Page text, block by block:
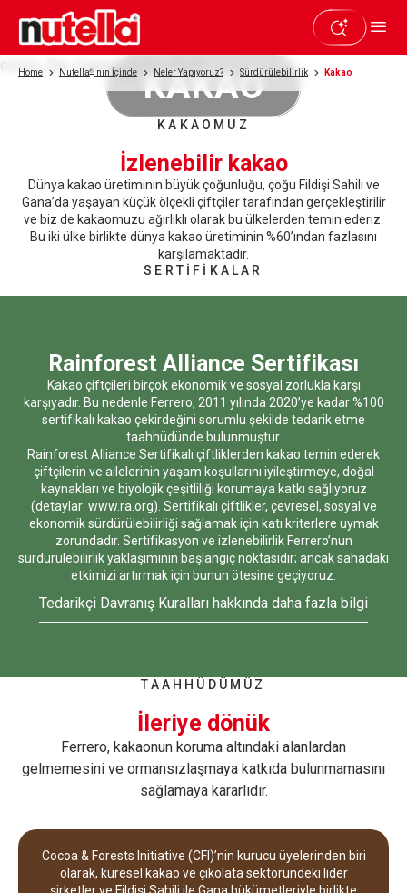
Home Nutella® nın İçinde Neler Yapıyoruz? Sürdürülebilirlik Kakao
KAKAO
cocoa_Our_responsibility_9x16
KAKAOMUZ
İzlenebilir kakao
Dünya kakao üretiminin büyük çoğunluğu, çoğu Fildişi Sahili ve
Gana’da yaşayan küçük ölçekli çiftçiler tarafından gerçekleştirilir
ve biz de kakaomuzu ağırlıklı olarak bu ülkelerden temin ederiz.
Bu iki ülke birlikte dünya kakao üretiminin %60’ından fazlasını
karşılamaktadır.
SERTİFİKALAR
Rainforest Alliance Sertifikası
Kakao çiftçileri birçok ekonomik ve sosyal zorlukla karşı
karşıyadır. Bu nedenle Ferrero, 2011 yılında 2020’ye kadar %100
sertifikalı kakao çekirdeğini sorumlu şekilde tedarik etme
taahhüdünde bulunmuştur.
Rainforest Alliance Sertifikalı çiftliklerden kakao temin ederek
çiftçilerin ve ailelerinin yaşam koşullarını iyileştirmeye, doğal
kaynakları ve biyolojik çeşitliliği korumaya katkı sağlıyoruz
(detaylar: www.ra.org). Sertifikalı çiftlikler, çevresel, sosyal ve
ekonomik sürdürülebilirliği sağlamak için katı kriterlere uymak
zorundadır. Sertifikasyon ve izlenebilirlik Ferrero’nun
sürdürülebilirlik yaklaşımının başlangıç noktasıdır; ancak sahadaki
etkimizi artırmak için bunun ötesine geçiyoruz.
Tedarikçi Davranış Kuralları hakkında daha fazla bilgi
TAAHHÜDÜMÜZ
İleriye dönük
Ferrero, kakaonun koruma altındaki alanlardan
gelmemesini ve ormansızlaşmaya katkıda bulunmamasını
sağlamaya kararlıdır.
Cocoa & Forests Initiative (CFI)’nin kurucu üyelerinden biri
olarak, küresel kakao ve çikolata sektöründeki lider
şirketler ve Fildişi Sahili ile Gana hükümetleriyle birlikte